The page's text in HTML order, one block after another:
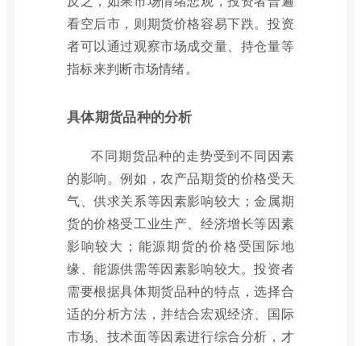
看空后市，则期货价格容易下跌。投资
者可以通过观察市场成交量、持仓量等
指标来判断市场情绪。
具体期货品种的分析
不同期货品种的走势受到不同因素
的影响。例如，农产品期货的价格受天
气、供求关系等因素影响较大；金属期
货的价格受工业生产、经济增长等因素
影响较大；能源期货的价格受国际地
缘、能源供需等因素影响较大。投资者
需要根据具体期货品种的特点，选择合
适的分析方法，并结合宏观经济、国际
市场、技术面等因素进行综合分析，才